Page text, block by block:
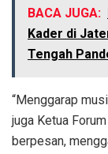
BACA JUGA:
Kader di
Tengah
“Menggarap
juga Ketua
berpesan,